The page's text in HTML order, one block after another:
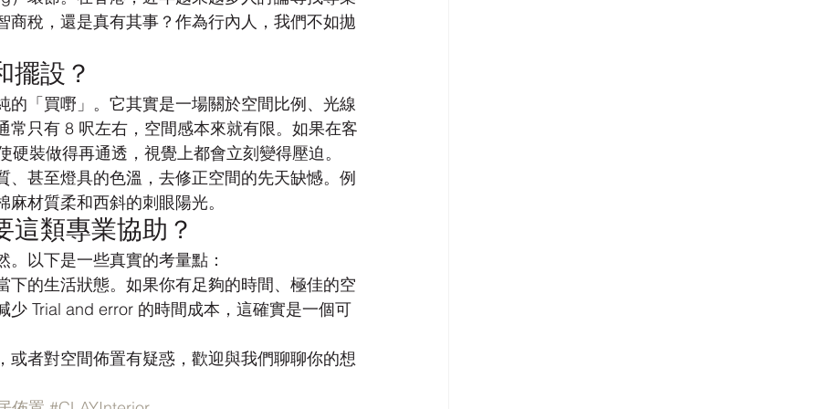
稅，還是真有其事？作為行內人，我們不如拋
擺設？
「買嘢」。它其實是一場關於空間比例、光線
只有 8 呎左右，空間感本來就有限。如果在客
裝做得再通透，視覺上都會立刻變得壓迫。
甚至燈具的色溫，去修正空間的先天缺憾。例
材質柔和西斜的刺眼陽光。
這類專業協助？
以下是一些真實的考量點：
的生活狀態。如果你有足夠的時間、極佳的空
Trial and error 的時間成本，這確實是一個可
者對空間佈置有疑惑，歡迎與我們聊聊你的想